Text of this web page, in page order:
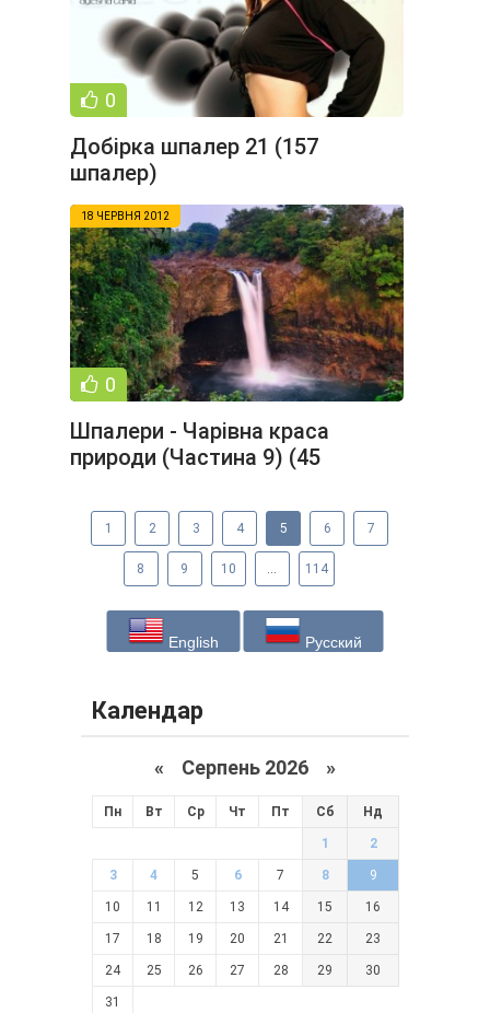
0
Добірка шпалер 21 (157
шпалер)
18 ЧЕРВНЯ 2012
0
Шпалери - Чарівна краса
природи (Частина 9) (45
1 2 3 4 5 6 7
8 9 10 ... 114
English Русский
Календар
« Серпень 2026 »
Пн Вт Ср Чт Пт Сб Нд
1 2
3 4 5 6 7 8 9
10 11 12 13 14 15 16
17 18 19 20 21 22 23
24 25 26 27 28 29 30
31